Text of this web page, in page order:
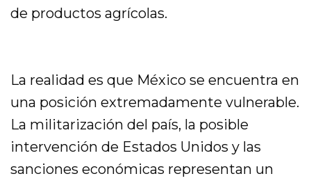
de productos agrícolas.
La realidad es que México se encuentra en
una posición extremadamente vulnerable.
La militarización del país, la posible
intervención de Estados Unidos y las
sanciones económicas representan un